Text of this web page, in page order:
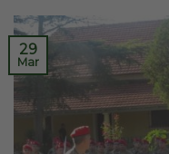
29
Mar